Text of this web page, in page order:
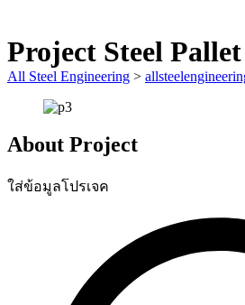
Project Steel Pallet
All Steel Engineering >
About Project
ใส่ข้อมูลโปรเจค